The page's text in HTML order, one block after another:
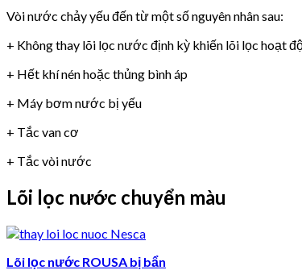
Vòi nước chảy yếu đến từ một số nguyên nhân sau:
+ Không thay lõi lọc nước định kỳ khiến lõi lọc hoạt
+ Hết khí nén hoặc thủng bình áp
+ Máy bơm nước bị yếu
+ Tắc van cơ
+ Tắc vòi nước
Lõi lọc nước chuyển màu
Lõi lọc nước ROUSA bị bẩn